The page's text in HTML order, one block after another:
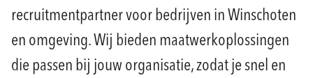
recruitmentpartner voor bedrijven in Winschoten
en omgeving. Wij bieden maatwerkoplossingen
die passen bij jouw organisatie, zodat je snel en